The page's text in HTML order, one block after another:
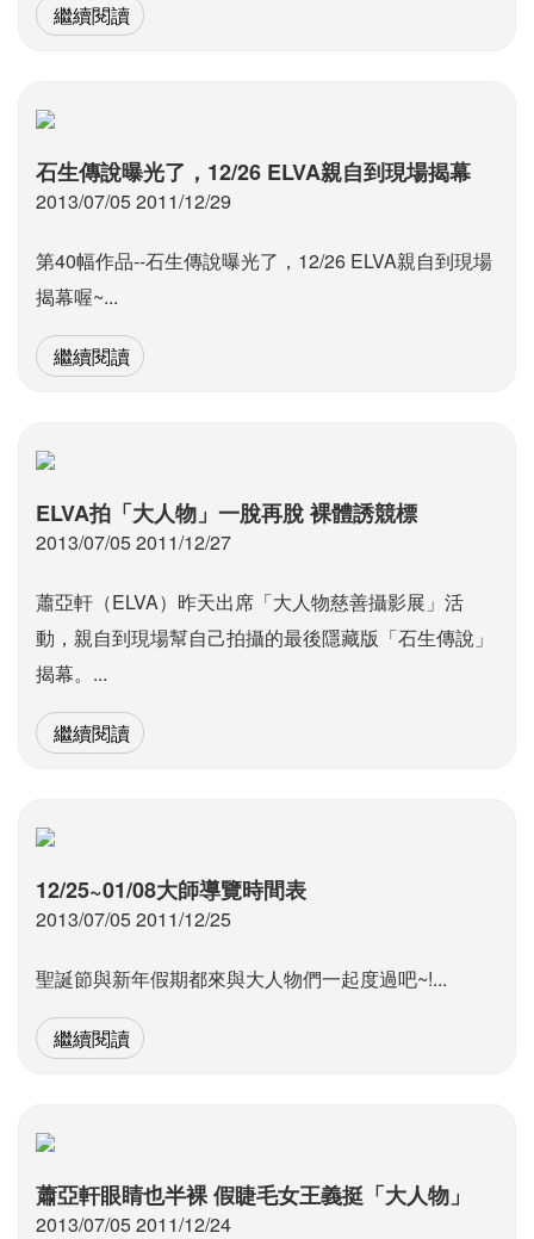
繼續閱讀
石生傳說曝光了，12/26 ELVA親自到現場揭幕
2013/07/05 2011/12/29
第40幅作品--石生傳說曝光了，12/26 ELVA親自到現場
揭幕喔~...
繼續閱讀
ELVA拍「大人物」一脫再脫 裸體誘競標
2013/07/05 2011/12/27
蕭亞軒（ELVA）昨天出席「大人物慈善攝影展」活
動，親自到現場幫自己拍攝的最後隱藏版「石生傳說」
揭幕。...
繼續閱讀
12/25~01/08大師導覽時間表
2013/07/05 2011/12/25
聖誕節與新年假期都來與大人物們一起度過吧~!...
繼續閱讀
蕭亞軒眼睛也半裸 假睫毛女王義挺「大人物」
2013/07/05 2011/12/24